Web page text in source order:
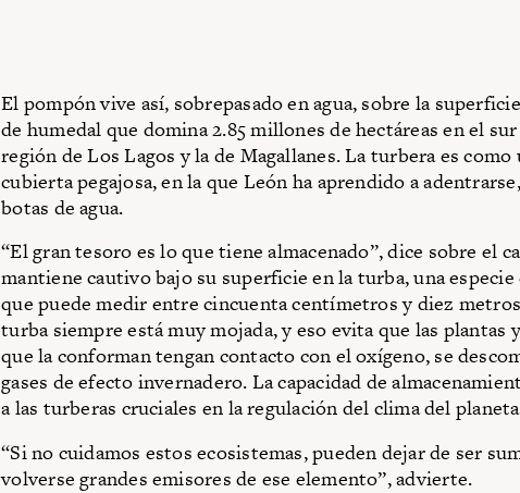
El pompón vive así, sobrepasado en agua, sobre la
de humedal que domina 2.85 millones de hectáreas en el
región de Los Lagos y la de Magallanes. La turbera es
cubierta pegajosa, en la que León ha aprendido a
botas de agua.
“El gran tesoro es lo que tiene almacenado”, dice sobre el
mantiene cautivo bajo su superficie en la turba, una
que puede medir entre cincuenta centímetros y diez
turba siempre está muy mojada, y eso evita que las plantas
que la conforman tengan contacto con el oxígeno, se
gases de efecto invernadero. La capacidad de
a las turberas cruciales en la regulación del clima del
“Si no cuidamos estos ecosistemas, pueden dejar de ser
volverse grandes emisores de ese elemento”, advierte.